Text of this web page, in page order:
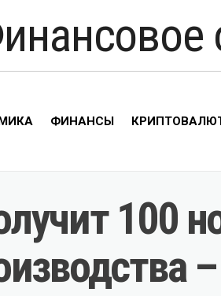
ФИНАНСЫ
100